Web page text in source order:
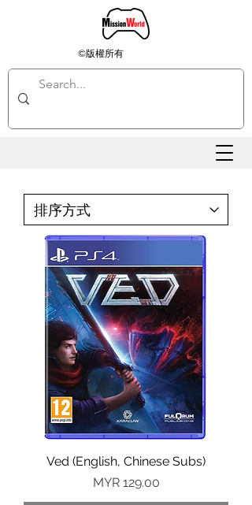
©版權所有
Ved (English, Chinese Subs)
價格
MYR 129.00